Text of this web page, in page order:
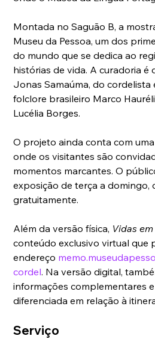
Montada no Saguão B, a
Museu da Pessoa, um dos
do mundo que se dedica ao
histórias de vida. A curadoria é
Jonas Samaúma, do cordelista
folclore brasileiro Marco
Lucélia Borges.
O projeto ainda conta com
onde os visitantes são
momentos marcantes. O
exposição de terça a domingo,
gratuitamente.
Além da versão física, Vidas
conteúdo exclusivo virtual que
endereço
cordel. Na versão digital,
informações complementares
diferenciada em relação à
Serviço